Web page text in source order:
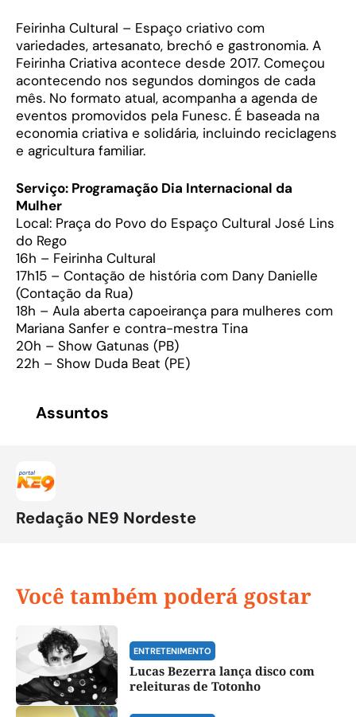
Feirinha Cultural – Espaço criativo com
variedades, artesanato, brechó e gastronomia. A
Feirinha Criativa acontece desde 2017. Começou
acontecendo nos segundos domingos de cada
mês. No formato atual, acompanha a agenda de
eventos promovidos pela Funesc. É baseada na
economia criativa e solidária, incluindo reciclagens
e agricultura familiar.
Serviço: Programação Dia Internacional da
Mulher
Local: Praça do Povo do Espaço Cultural José Lins
do Rego
16h – Feirinha Cultural
17h15 – Contação de história com Dany Danielle
(Contação da Rua)
18h – Aula aberta capoeirança para mulheres com
Mariana Sanfer e contra-mestra Tina
20h – Show Gatunas (PB)
22h – Show Duda Beat (PE)
Assuntos
Redação NE9 Nordeste
Você também poderá gostar
ENTRETENIMENTO
Lucas Bezerra lança disco com
releituras de Totonho